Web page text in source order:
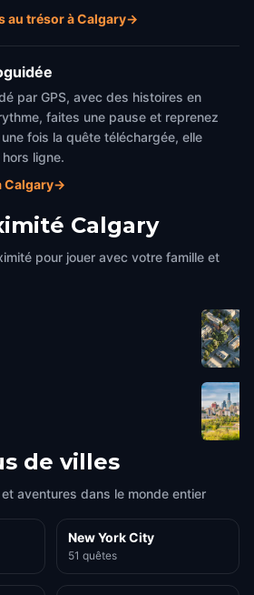
au trésor à Calgary→
par GPS, avec des histoires en
faites une pause et reprenez
fois la quête téléchargée, elle
ligne.
Calgary→
Calgary
pour jouer avec votre famille et
de villes
aventures dans le monde entier
New York City
51 quêtes